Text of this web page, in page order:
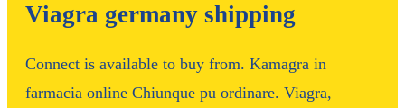
Viagra germany shipping
Connect is available to buy from. Kamagra in
farmacia online Chiunque pu ordinare. Viagra,